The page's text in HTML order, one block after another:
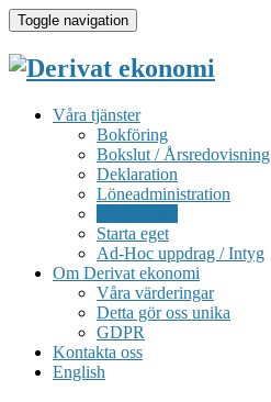
Toggle navigation
Våra tjänster
Bokföring
Bokslut / Årsredovisning
Deklaration
Löneadministration
Starta eget
Ad-Hoc uppdrag / Intyg
Om Derivat ekonomi
Våra värderingar
Detta gör oss unika
GDPR
Kontakta oss
English